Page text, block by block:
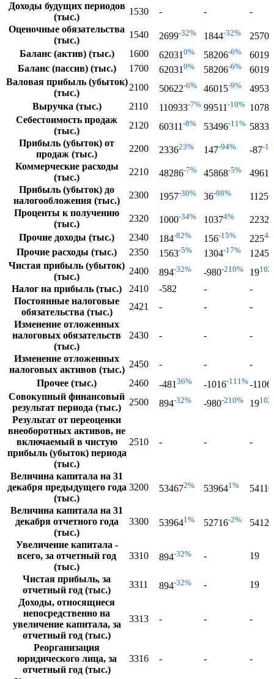
Доходы будущих периодов
(тыс.)
1530 - -
-
Оценочные обязательства
(тыс.)
1540 2699-32% 1844-32% 2570
Баланс (актив) (тыс.) 1600 62031 0% 58206-6%
60191
Баланс (пассив) (тыс.)
1700 62031 0% 58206-6%
60191
Валовая прибыль (убыток)
(тыс.)
2100 50622-6% 46015-9%
49530
Выручка (тыс.)
2110 110933-7% 99511 -10%
Себестоимость продаж
(тыс.)
2120 60311 -8% 53496-11% 58331
Прибыль (убыток) от
продаж (тыс.)
2200 233623% 147-94% -87-
Коммерческие расходы
(тыс.)
2210 48286-7% 45868-5%
49617
Прибыль (убыток) до
налогообложения (тыс.)
2300 1957-30% 36-98% 1125
Проценты к получению
(тыс.)
2320 1000-34% 10374% 2232
Прочие доходы (тыс.) 2340 184-82% 156-15% 225
Прочие расходы (тыс.) 2350 1563-5% 1304-17% 1245
Чистая прибыль (убыток)
(тыс.)
2400 894-32% -980-210% 19
Налог на прибыль (тыс.) 2410 -582 -
-
Постоянные налоговые
обязательства (тыс.)
2421 - -
-
Изменение отложенных
налоговых обязательств
(тыс.)
2430 - - -
Изменение отложенных
налоговых активов (тыс.)
2450 - -
-
Прочее (тыс.)
2460 -481 36% -1016-111%-1106
Совокупный финансовый
результат периода (тыс.)
2500 894-32% -980-210% 19
Результат от переоценки
внеоборотных активов, не
включаемый в чистую
прибыль (убыток) периода
(тыс.)
2510 - - -
Величина капитала на 31
декабря предыдущего года
(тыс.)
3200 534672% 539641% 54110
Величина капитала на 31
декабря отчетного года
(тыс.)
3300 539641% 52716-2% 54129
Увеличение капитала -
всего, за отчетный год
(тыс.)
3310 894-32% - 19
Чистая прибыль, за
отчетный год (тыс.)
3311 894-32% -
19
Доходы, относящиеся
непосредственно на
увеличение капитала, за
отчетный год (тыс.)
3313 - - -
Реорганизация
юридического лица, за
отчетный год (тыс.)
3316 - - -